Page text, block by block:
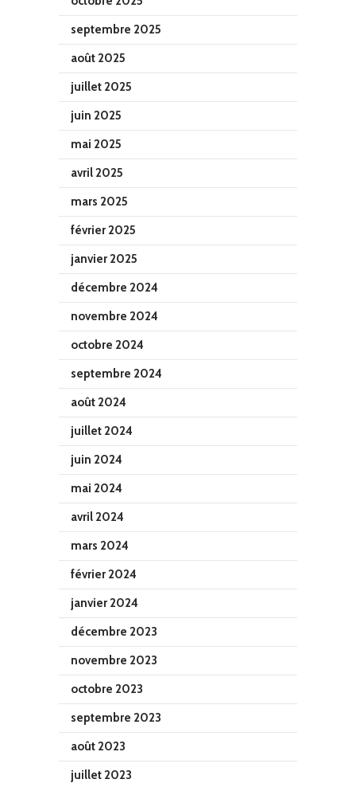
septembre 2025
août 2025
juillet 2025
juin 2025
mai 2025
avril 2025
mars 2025
février 2025
janvier 2025
décembre 2024
novembre 2024
octobre 2024
septembre 2024
août 2024
juillet 2024
juin 2024
mai 2024
avril 2024
mars 2024
février 2024
janvier 2024
décembre 2023
novembre 2023
octobre 2023
septembre 2023
août 2023
juillet 2023